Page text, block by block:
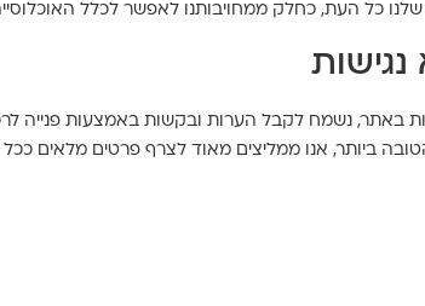
כל העת, כחלק ממחויבותנו לאפשר לכלל
באתר, נשמח לקבל הערות ובקשות באמצעות פנייה
ביותר, אנו ממליצים מאוד לצרף פרטים מלאים ככל